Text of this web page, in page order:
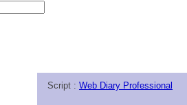
Script : Web Diary Professional